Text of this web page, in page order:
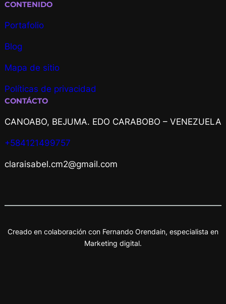
CONTENIDO
Portafolio
Blog
Mapa de sitio
Políticas de privacidad
CONTÁCTO
CANOABO, BEJUMA. EDO CARABOBO – VENEZUELA
+584121499757
claraisabel.cm2@gmail.com
Creado en colaboración con Fernando Orendain, especialista en
Marketing digital.